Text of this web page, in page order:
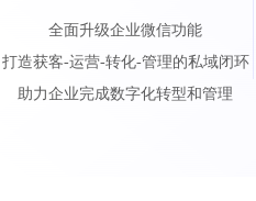
全面升级企业微信功能
打造获客-运营-转化-管理的私域闭环
助力企业完成数字化转型和管理